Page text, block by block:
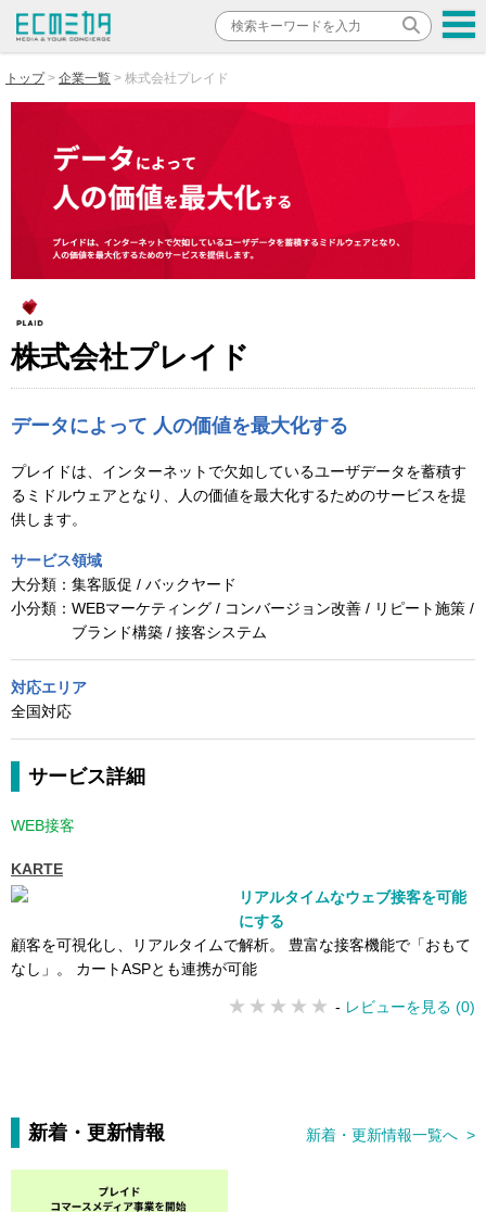
トップ 企業一覧 株式会社プレイド
株式会社プレイド
データによって 人の価値を最大化する
プレイドは、インターネットで欠如しているユーザデータを蓄積す
るミドルウェアとなり、人の価値を最大化するためのサービスを提
供します。
サービス領域
大分類： 集客販促 / バックヤード
小分類： WEBマーケティング / コンバージョン改善 / リピート施策 /
ブランド構築 / 接客システム
対応エリア
全国対応
サービス詳細
WEB接客
KARTE
リアルタイムなウェブ接客を可能
にする
顧客を可視化し、リアルタイムで解析。 豊富な接客機能で「おもて
なし」。 カートASPとも連携が可能
- レビューを見る (0)
新着・更新情報 新着・更新情報一覧へ >